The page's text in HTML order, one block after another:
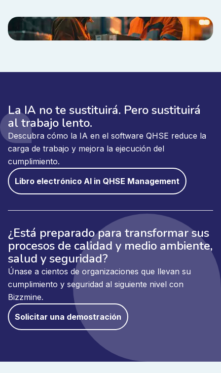
La IA no te sustituirá. Pero sustituirá
al trabajo lento.
Descubra cómo la IA en el software QHSE reduce la
carga de trabajo y mejora la ejecución del
cumplimiento.
Libro electrónico AI in QHSE Management
¿Está preparado para transformar sus
procesos de calidad y medio ambiente,
salud y seguridad?
Únase a cientos de organizaciones que llevan su
cumplimiento y seguridad al siguiente nivel con
Bizzmine.
Solicitar una demostración